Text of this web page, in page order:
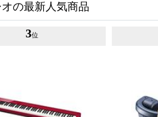
オの最新人気商品
3位